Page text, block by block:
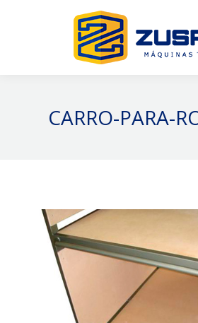
CARRO-PARA-